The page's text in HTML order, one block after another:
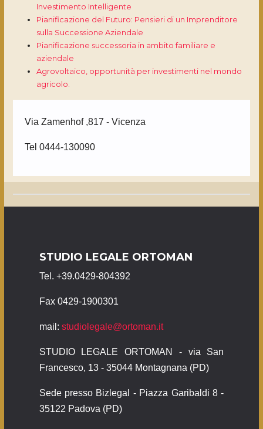
Investimento Intelligente
Pianificazione del Futuro: Pensieri di un Imprenditore
sulla Successione Aziendale
Pianificazione successoria in ambito familiare e
aziendale
Agrovoltaico, opportunità per investimenti nel mondo
agricolo.
Via Zamenhof ,817 - Vicenza
Tel 0444-130090
STUDIO LEGALE ORTOMAN
Tel. +39.0429-804392
Fax 0429-1900301
mail: studiolegale@ortoman.it
STUDIO LEGALE ORTOMAN - via San
Francesco, 13 - 35044 Montagnana (PD)
Sede presso Bizlegal - Piazza Garibaldi 8 -
35122 Padova (PD)